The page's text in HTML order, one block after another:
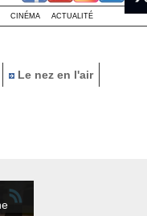
CINÉMA ACTUALITÉ
Le nez en l'air